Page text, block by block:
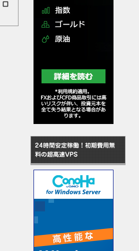
24時間安定稼働！初期費用無
料の超高速VPS